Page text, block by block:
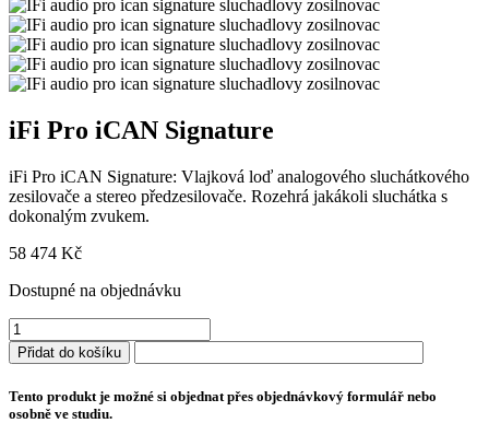
iFi Pro iCAN Signature
iFi Pro iCAN Signature: Vlajková loď analogového sluchátkového
zesilovače a stereo předzesilovače. Rozehrá jakákoli sluchátka s
dokonalým zvukem.
58 474 Kč
Dostupné na objednávku
iFi
Pro
iCAN
množství
Přidat do košíku
Tento produkt je možné si objednat přes objednávkový formulář nebo
osobně ve studiu.